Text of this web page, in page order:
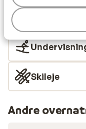
Skileje
Andre